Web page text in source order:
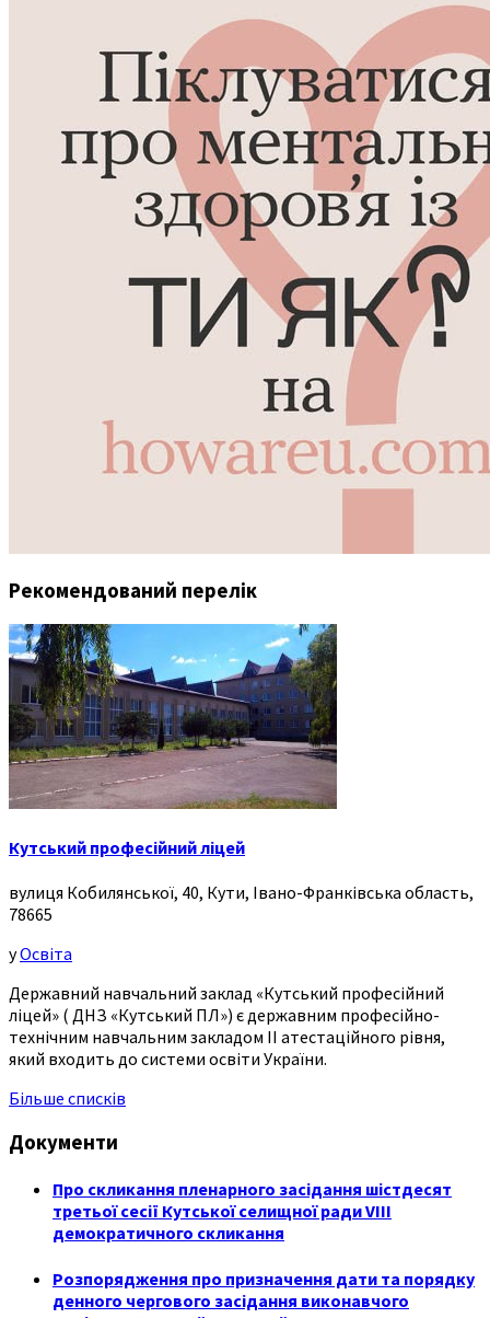
Рекомендований перелік
Кутський професійний ліцей
вулиця Кобилянської, 40, Кути, Івано-Франківська область,
78665
уОсвіта
Державний навчальний заклад «Кутський професійний
ліцей» ( ДНЗ «Кутський ПЛ») є державним професійно-
технічним навчальним закладом ІІ атестаційного рівня,
який входить до системи освіти України.
Більше списків
Документи
Про скликання пленарного засідання шістдесят
третьої сесії Кутської селищної ради VIII
демократичного скликання
Розпорядження про призначення дати та порядку
денного чергового засідання виконавчого